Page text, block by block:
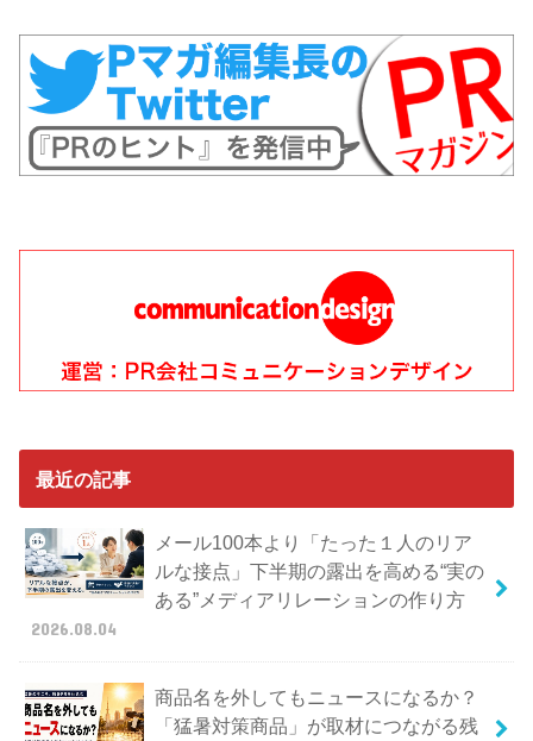
最近の記事
メール100本より「たった１人のリア
ルな接点」下半期の露出を高める“実の
ある”メディアリレーションの作り方
2026.08.04
商品名を外してもニュースになるか？
「猛暑対策商品」が取材につながる残